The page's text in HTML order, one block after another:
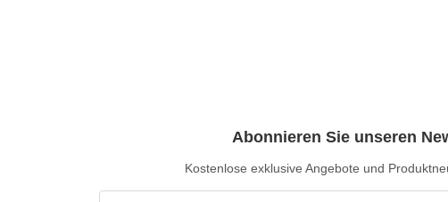
Abonnieren Sie unseren
Kostenlose exklusive Angebote und